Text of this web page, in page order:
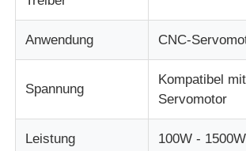
Soft Start-Gerät
Roboter-Gelenkmotor
Menschliche Maschinenschnittstelle
Anwendung CNC-
Spannung
Kompatibel
Servomotor
Leistung 100W - 1500W